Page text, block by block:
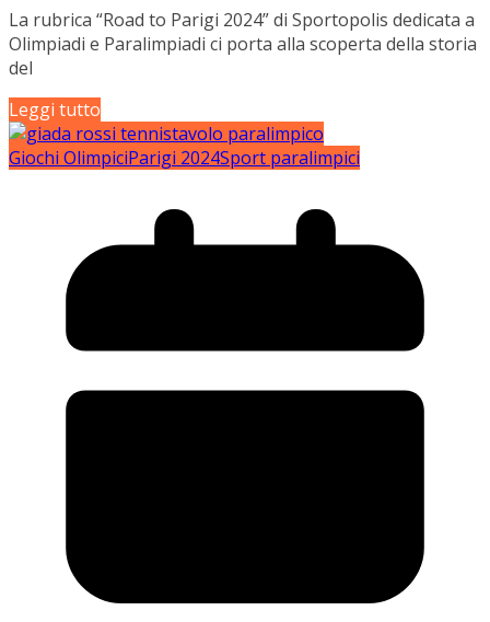
La rubrica “Road to Parigi 2024” di Sportopolis dedicata a
Olimpiadi e Paralimpiadi ci porta alla scoperta della storia
del
Leggi tutto
Giochi OlimpiciParigi 2024Sport paralimpici